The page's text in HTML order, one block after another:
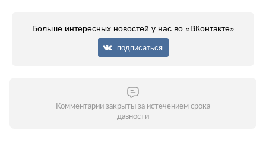
Больше интересных новостей у нас во «ВКонтакте»
подписаться
Комментарии закрыты за истечением срока
давности